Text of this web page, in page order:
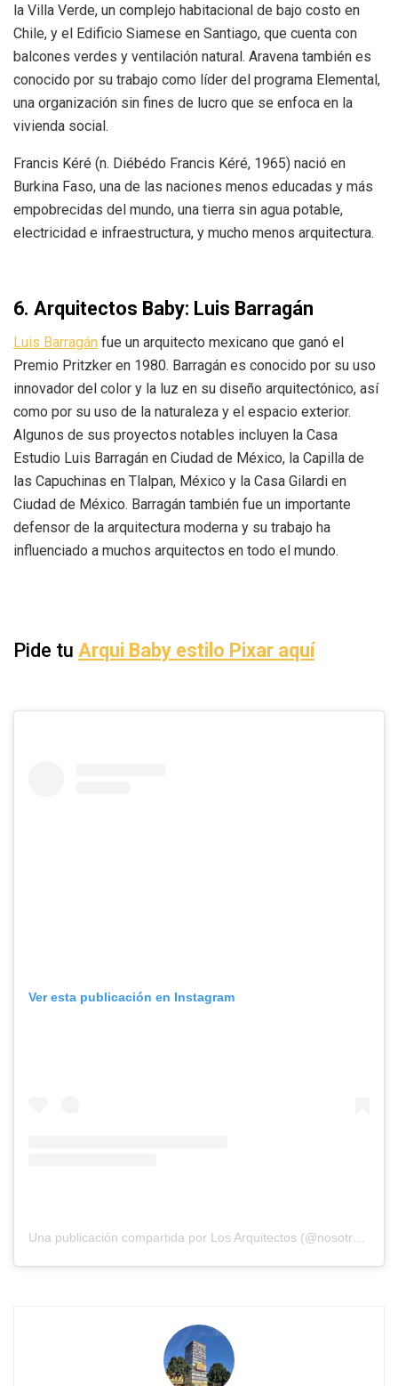
la Villa Verde, un complejo habitacional de bajo costo en
Chile, y el Edificio Siamese en Santiago, que cuenta con
balcones verdes y ventilación natural. Aravena también es
conocido por su trabajo como líder del programa Elemental,
una organización sin fines de lucro que se enfoca en la
vivienda social.
Francis Kéré (n. Diébédo Francis Kéré, 1965) nació en
Burkina Faso, una de las naciones menos educadas y más
empobrecidas del mundo, una tierra sin agua potable,
electricidad e infraestructura, y mucho menos arquitectura.
6. Arquitectos Baby: Luis Barragán
Luis Barragán fue un arquitecto mexicano que ganó el
Premio Pritzker en 1980. Barragán es conocido por su uso
innovador del color y la luz en su diseño arquitectónico, así
como por su uso de la naturaleza y el espacio exterior.
Algunos de sus proyectos notables incluyen la Casa
Estudio Luis Barragán en Ciudad de México, la Capilla de
las Capuchinas en Tlalpan, México y la Casa Gilardi en
Ciudad de México. Barragán también fue un importante
defensor de la arquitectura moderna y su trabajo ha
influenciado a muchos arquitectos en todo el mundo.
Pide tu Arqui Baby estilo Pixar aquí
Ver esta publicación en Instagram
Una publicación compartida por Los Arquitectos (@nosotros_los_arquitectos)